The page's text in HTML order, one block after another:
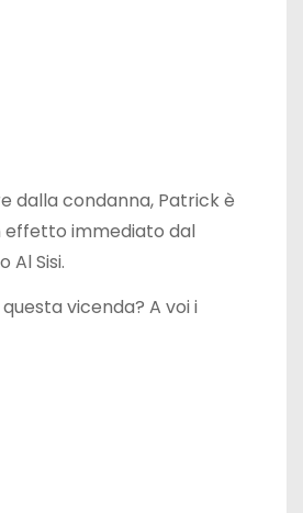
dalla condanna, Patrick è
immediato dal
Al Sisi.
vicenda? A voi i